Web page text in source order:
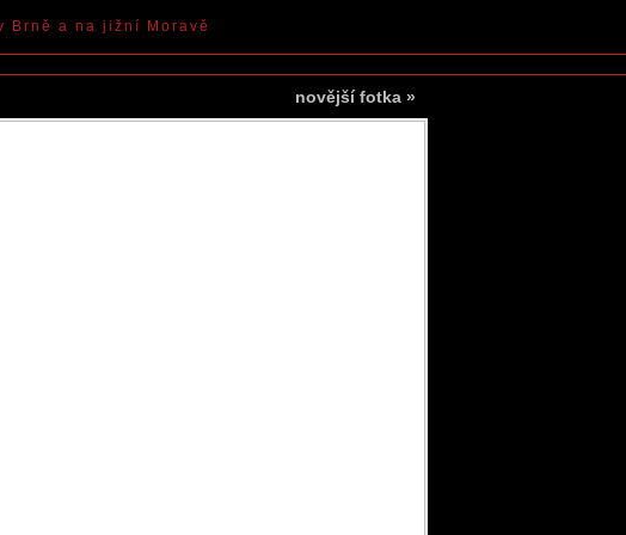
novější fotka »
Brně a na jižní Moravě